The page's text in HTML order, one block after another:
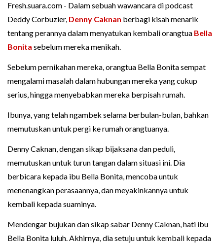
Fresh.suara.com - Dalam sebuah wawancara di podcast
Deddy Corbuzier, Denny Caknan berbagi kisah menarik
tentang perannya dalam menyatukan kembali orangtua Bella
Bonita sebelum mereka menikah.
Sebelum pernikahan mereka, orangtua Bella Bonita sempat
mengalami masalah dalam hubungan mereka yang cukup
serius, hingga menyebabkan mereka berpisah rumah.
Ibunya, yang telah ngambek selama berbulan-bulan, bahkan
memutuskan untuk pergi ke rumah orangtuanya.
Denny Caknan, dengan sikap bijaksana dan peduli,
memutuskan untuk turun tangan dalam situasi ini. Dia
berbicara kepada ibu Bella Bonita, mencoba untuk
menenangkan perasaannya, dan meyakinkannya untuk
kembali kepada suaminya.
Mendengar bujukan dan sikap sabar Denny Caknan, hati ibu
Bella Bonita luluh. Akhirnya, dia setuju untuk kembali kepada